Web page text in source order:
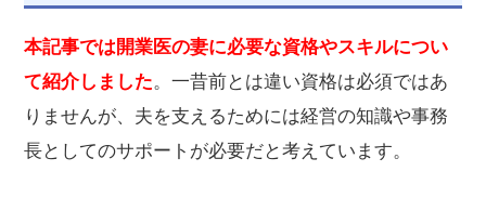
本記事では開業医の妻に必要な資格やスキルについ
て紹介しました。一昔前とは違い資格は必須ではあ
りませんが、夫を支えるためには経営の知識や事務
長としてのサポートが必要だと考えています。